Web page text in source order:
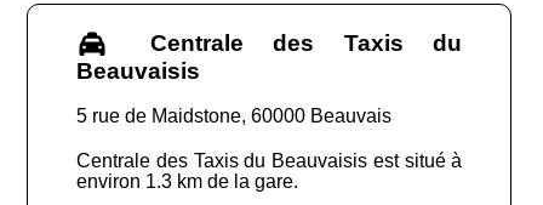
Centrale des Taxis du
Beauvaisis
5 rue de Maidstone, 60000 Beauvais
Centrale des Taxis du Beauvaisis est situé à
environ 1.3 km de la gare.